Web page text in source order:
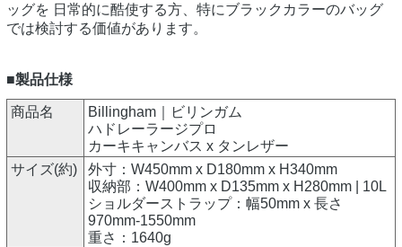
ッグを 日常的に酷使する方、特にブラックカラーのバッグ
では検討する価値があります。
■製品仕様
商品名
Billingham｜ビリンガム
ハドレーラージプロ
カーキキャンバス x タンレザー
サイズ(約)
外寸：W450mm x D180mm x H340mm
収納部：W400mm x D135mm x H280mm | 10L
ショルダーストラップ：幅50mm x 長さ
970mm-1550mm
重さ：1640g